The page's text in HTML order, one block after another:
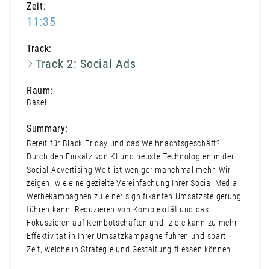
Zeit:
11:35
Track:
Track 2: Social Ads
Raum:
Basel
Summary:
Bereit für Black Friday und das Weihnachtsgeschäft?
Durch den Einsatz von KI und neuste Technologien in der
Social Advertising Welt ist weniger manchmal mehr. Wir
zeigen, wie eine gezielte Vereinfachung Ihrer Social Media
Werbekampagnen zu einer signifikanten Umsatzsteigerung
führen kann. Reduzieren von Komplexität und das
Fokussieren auf Kernbotschaften und -ziele kann zu mehr
Effektivität in Ihrer Umsatzkampagne führen und spart
Zeit, welche in Strategie und Gestaltung fliessen können.